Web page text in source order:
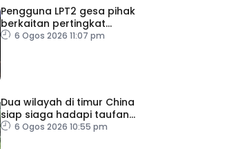
Pengguna LPT2 gesa pihak
berkaitan pertingkat
keselamatan
6 Ogos 2026 11:07 pm
Dua wilayah di timur China
siap siaga hadapi taufan
Dolphin
6 Ogos 2026 10:55 pm